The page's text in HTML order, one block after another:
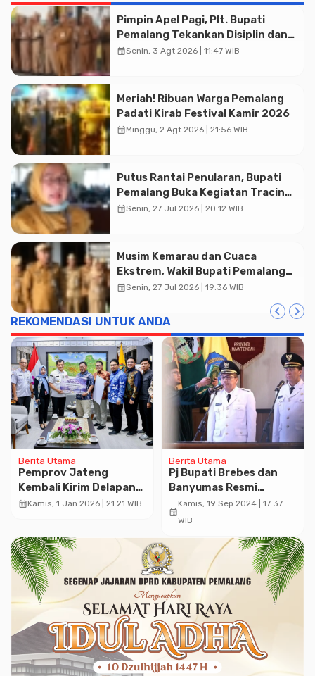
Pimpin Apel Pagi, Plt. Bupati
Pemalang Tekankan Disiplin dan
Soliditas ASN untuk Pelayanan
calendar_monthSenin, 3 Agt 2026 | 11:47 WIB
Meriah! Ribuan Warga Pemalang
Padati Kirab Festival Kamir 2026
calendar_monthMinggu, 2 Agt 2026 | 21:56 WIB
Putus Rantai Penularan, Bupati
Pemalang Buka Kegiatan Tracing
TBC Terintegrasi di Mulyoharjo
calendar_monthSenin, 27 Jul 2026 | 20:12 WIB
Musim Kemarau dan Cuaca
Ekstrem, Wakil Bupati Pemalang
Ingatkan ASN Waspada Bahaya
calendar_monthSenin, 27 Jul 2026 | 19:36 WIB
REKOMENDASI UNTUK ANDA
Berita Utama
Pemprov Jateng
Kembali Kirim Delapan
Starlink ke Aceh
calendar_monthKamis, 1 Jan 2026 | 21:21 WIB
Berita Utama
Pj Bupati Brebes dan
Banyumas Resmi
Dilantik, Nana Sudjana :
Jaga kondusivitas
calendar_month
Kamis, 19 Sep 2024 | 17:37
WIB